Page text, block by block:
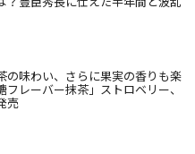
の味わい、さらに果実の香りも楽
フレーバー抹茶」ストロベリー、
売